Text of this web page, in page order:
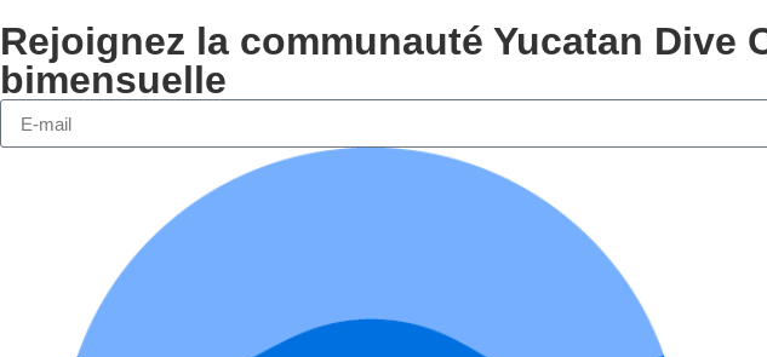
Rejoignez la communauté Yucatan
bimensuelle